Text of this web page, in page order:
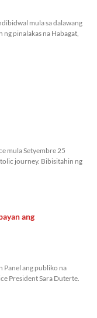
mula sa dalawang
pinalakas na Habagat,
mula Setyembre 25
journey. Bibisitahin ng
ang
Panel ang publiko na
President Sara Duterte.